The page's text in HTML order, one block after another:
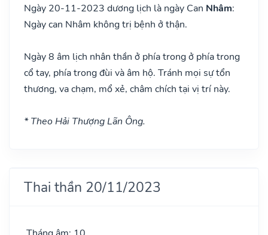
Ngày 20-11-2023 dương lịch là ngày Can Nhâm:
Ngày can Nhâm không trị bệnh ở thận.
Ngày 8 âm lịch nhân thần ở phía trong ở phía trong
cổ tay, phía trong đùi và âm hộ. Tránh mọi sự tổn
thương, va chạm, mổ xẻ, châm chích tại vị trí này.
* Theo Hải Thượng Lãn Ông.
Thai thần 20/11/2023